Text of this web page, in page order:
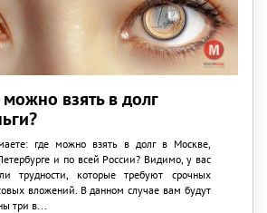
можно взять в долг
где можно взять в долг в Москве,
и по всей России? Видимо, у вас
трудности, которые требуют срочных
вложений. В данном случае вам будут
три в...